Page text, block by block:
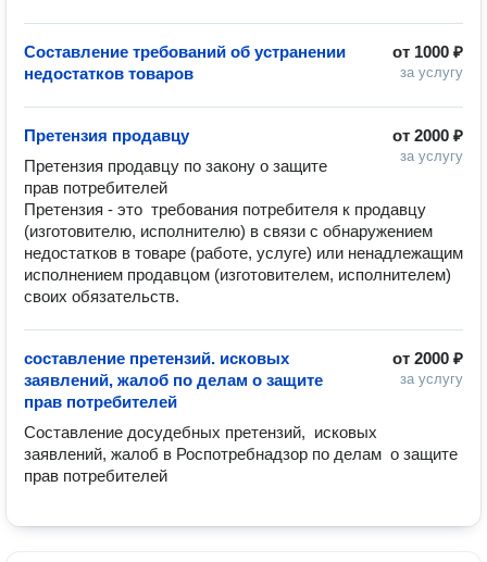
от 1000 ₽
за услугу
Составление требований об устранении
недостатков товаров
от 2000 ₽
за услугу
Претензия продавцу
Претензия продавцу по закону о защите
прав потребителей
Претензия - это  требования потребителя к продавцу
(изготовителю, исполнителю) в связи с обнаружением
недостатков в товаре (работе, услуге) или ненадлежащим
исполнением продавцом (изготовителем, исполнителем)
своих обязательств.
от 2000 ₽
за услугу
составление претензий. исковых
заявлений, жалоб по делам о защите
прав потребителей
Составление досудебных претензий,  исковых
заявлений, жалоб в Роспотребнадзор по делам  о защите
прав потребителей